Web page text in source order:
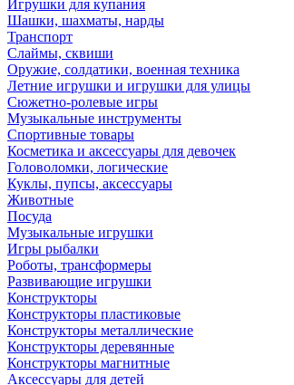
Игрушки для купания
Шашки, шахматы, нарды
Транспорт
Слаймы, сквиши
Оружие, солдатики, военная техника
Летние игрушки и игрушки для улицы
Сюжетно-ролевые игры
Музыкальные инструменты
Спортивные товары
Косметика и аксессуары для девочек
Головоломки, логические
Куклы, пупсы, аксессуары
Животные
Посуда
Музыкальные игрушки
Игры рыбалки
Роботы, трансформеры
Развивающие игрушки
Конструкторы
Конструкторы пластиковые
Конструкторы металлические
Конструкторы деревянные
Конструкторы магнитные
Аксессуары для детей